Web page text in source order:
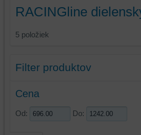
RACINGline
5 položiek
Filter produktov
Cena
Od: Do: